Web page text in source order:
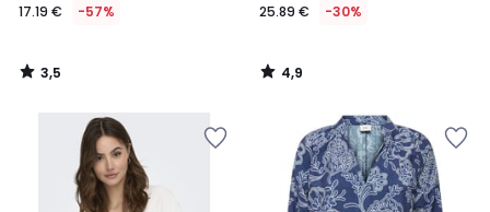
17.19 € -57%
3,5
/
25.89 € -30%
4,9
/